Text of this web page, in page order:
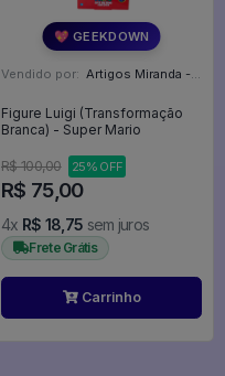
💖 GEEKDOWN
Vendido por: Artigos Miranda - RJ
Figure Luigi (Transformação
Branca) - Super Mario
R$ 100,00 25% OFF
R$ 75,00
4x R$ 18,75 sem juros
Frete Grátis
Carrinho